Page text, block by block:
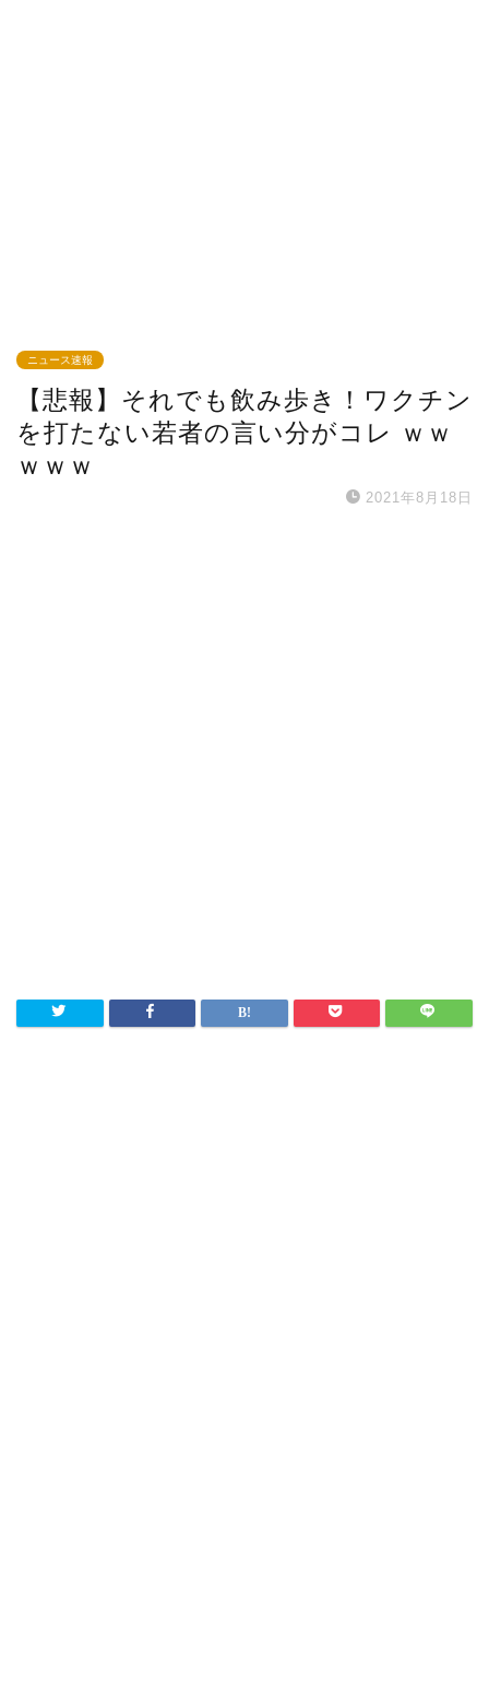
ニュース速報
【悲報】それでも飲み歩き！ワクチン
を打たない若者の言い分がコレ ｗｗ
ｗｗｗ
2021年8月18日